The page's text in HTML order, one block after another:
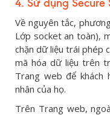
Về nguyên tắc,
Lớp socket an toàn),
chặn dữ liệu trái phép
mã hóa dữ liệu trên
Trang web để khách
nhân của họ.
Trên Trang web,